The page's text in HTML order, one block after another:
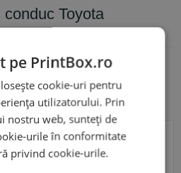
conduc Toyota
0/5
pe PrintBox.ro
cookie-uri pentru
utilizatorului. Prin
nostru web, sunteți de
urile în conformitate
privind cookie-urile.